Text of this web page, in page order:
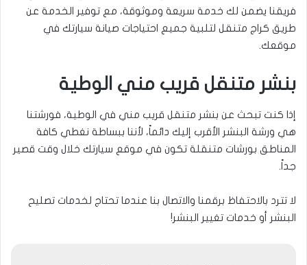
فريقنا يضمن لك خدمة سريعة وموثوقة، مع توفير الخدمة عن
طريق كراج متنقل لتلبية جميع احتياجات صيانة سيارتك في
موقعك.
بنشر متنقل قريب مني الوطية
إذا كنت تبحث عن بنشر متنقل قريب مني في الوطية، فورشتنا
هي ورشة البنشر الأقرب إليك دائماً، لأننا ببساطة نغطي كافة
المناطق بورشات متنقلة تكون في موقع سيارتك خلال وقت قصير
جداً.
لا تترد بالاحتفاظ برقمنا والاتصال بنا عندما تحتاج لخدمات تصليح
البنشر أو خدمات تغيير البنشر!